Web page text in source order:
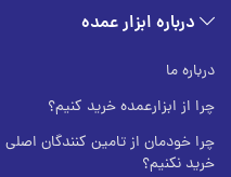
درباره ابزار عمده
درباره ما
چرا از ابزارعمده خرید کنیم؟
چرا خودمان از تامین کنندگان اصلی
خرید نکنیم؟